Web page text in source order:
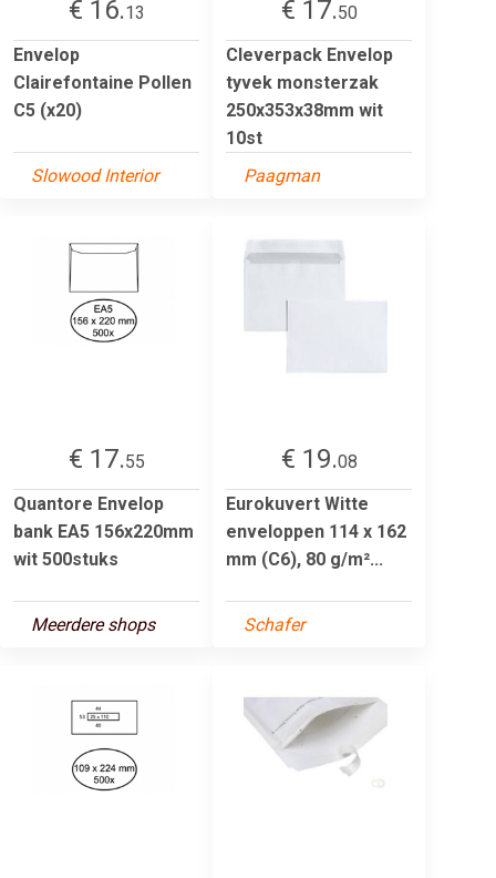
€ 16.13
Envelop
Clairefontaine Pollen
C5 (x20)
Slowood Interior
€ 17.50
Cleverpack Envelop
tyvek monsterzak
250x353x38mm wit
10st
Paagman
€ 17.55
Quantore Envelop
bank EA5 156x220mm
wit 500stuks
Meerdere shops
€ 19.08
Eurokuvert Witte
enveloppen 114 x 162
mm (C6), 80 g/m²...
Schafer